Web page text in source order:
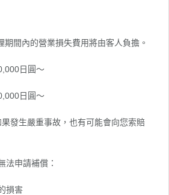
期間內的營業損失費用將由客人負擔。
日圓～
日圓～
發生嚴重事故，也有可能會向您索賠
法申請補償：
損害